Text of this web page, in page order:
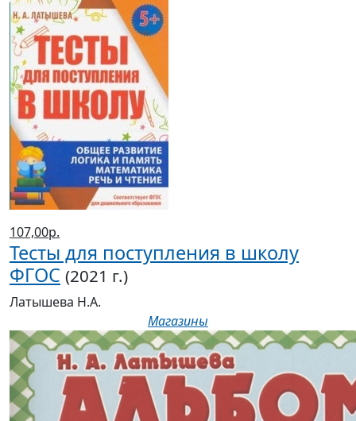
107,00р.
Тесты для поступления в школу
ФГОС (2021 г.)
Латышева Н.А.
Магазины